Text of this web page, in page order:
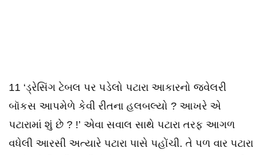
11 ‘ડ્રેસિંગ ટેબલ પર પડેલો પટારા આકારનો જ્વેલરી
બૉકસ આપમેળે કેવી રીતના હલબલ્યો ? આખરે એ
પટારામાં શું છે ? !’ એવા સવાલ સાથે પટારા તરફ આગળ
વધેલી આરસી અત્યારે પટારા પાસે પહોંચી. તે પળ વાર પટારા